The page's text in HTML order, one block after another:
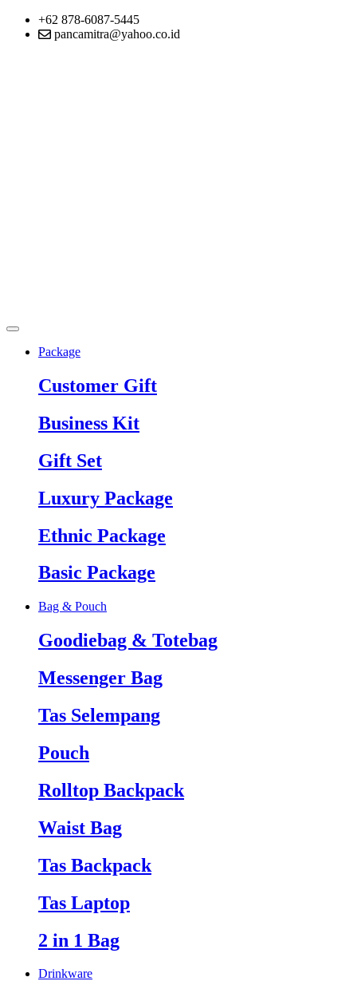
+62 878-6087-5445
pancamitra@yahoo.co.id
Package
Customer Gift
Business Kit
Gift Set
Luxury Package
Ethnic Package
Basic Package
Bag & Pouch
Goodiebag & Totebag
Messenger Bag
Tas Selempang
Pouch
Rolltop Backpack
Waist Bag
Tas Backpack
Tas Laptop
2 in 1 Bag
Drinkware